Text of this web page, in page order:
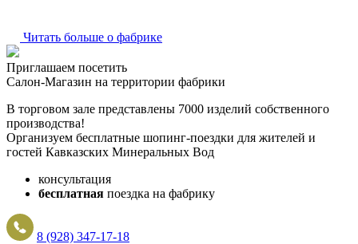
Читать больше о фабрике
Приглашаем посетить
Салон-Магазин на территории фабрики
В торговом зале представлены 7000 изделий собственного
производства!
Организуем бесплатные шопинг-поездки для жителей и
гостей Кавказских Минеральных Вод
консультация
бесплатная поездка на фабрику
8 (928) 347-17-18